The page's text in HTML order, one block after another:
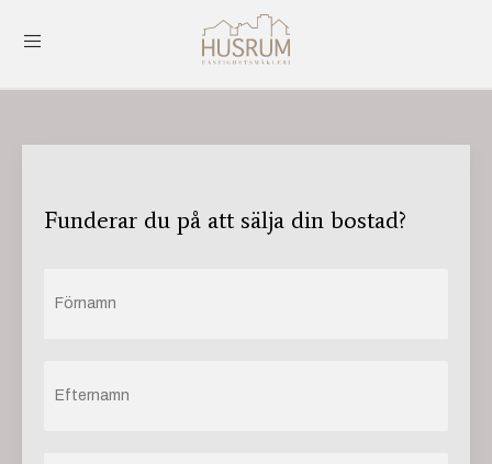
Funderar du på att sälja din bostad?